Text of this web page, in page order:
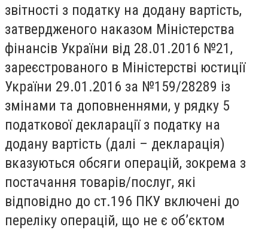
звітності з податку на додану вартість,
затвердженого наказом Міністерства
фінансів України від 28.01.2016 №21,
зареєстрованого в Міністерстві юстиції
України 29.01.2016 за №159/28289 із
змінами та доповненнями, у рядку 5
податкової декларації з податку на
додану вартість (далі – декларація)
вказуються обсяги операцій, зокрема з
постачання товарів/послуг, які
відповідно до ст.196 ПКУ включені до
переліку операцій, що не є об’єктом